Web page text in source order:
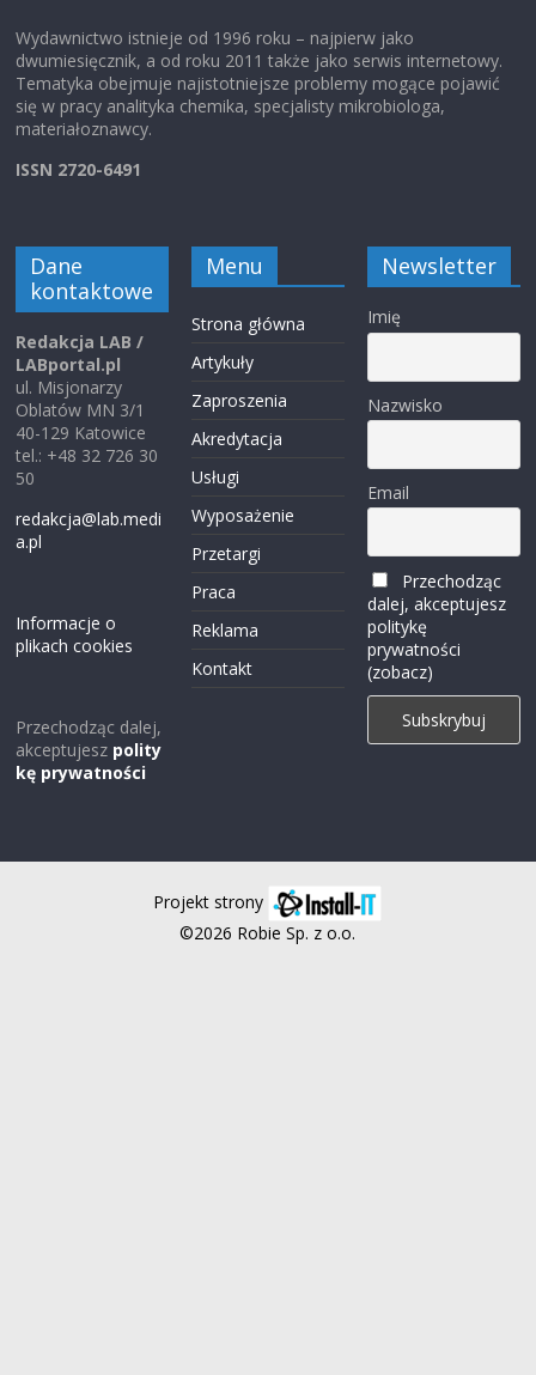
Wydawnictwo istnieje od 1996 roku – najpierw jako
dwumiesięcznik, a od roku 2011 także jako serwis internetowy.
Tematyka obejmuje najistotniejsze problemy mogące pojawić
się w pracy analityka chemika, specjalisty mikrobiologa,
materiałoznawcy.
ISSN 2720-6491
Dane
kontaktowe
Redakcja LAB /
LABportal.pl
ul. Misjonarzy
Oblatów MN 3/1
40-129 Katowice
tel.: +48 32 726 30
50
redakcja@lab.medi
a.pl
Informacje o
plikach cookies
Przechodząc dalej,
akceptujesz polity
kę prywatności
Menu
Strona główna
Artykuły
Zaproszenia
Akredytacja
Usługi
Wyposażenie
Przetargi
Praca
Reklama
Kontakt
Newsletter
Imię
Nazwisko
Email
Przechodząc
dalej, akceptujesz
politykę
prywatności
(zobacz)
Projekt strony
©2026 Robie Sp. z o.o.